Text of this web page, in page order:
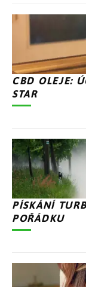
CBD OLEJE:
STAR
PÍSKÁNÍ
POŘÁDKU